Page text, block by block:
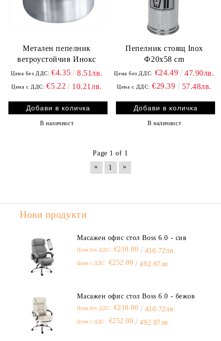
Метален пепелник
ветроустойчив Инокс
Цена без ДДС: €4.35 8.51лв.
Цена с ДДС: €5.22 10.21лв.
В наличност
Пепелник стоящ Inox
Ф20x58 cm
Цена без ДДС: €24.49 47.90лв.
Цена с ДДС: €29.39 57.48лв.
В наличност
Page 1 of 1
«
1 »
Нови продукти
Масажен офис стол Boss 6.0 - сив
Цена без ДДС: €210.00 410.72лв.
Цена с ДДС: €252.00 492.87лв.
Масажен офис стол Boss 6.0 - бежов
Цена без ДДС: €210.00 410.72лв.
Цена с ДДС: €252.00 492.87лв.